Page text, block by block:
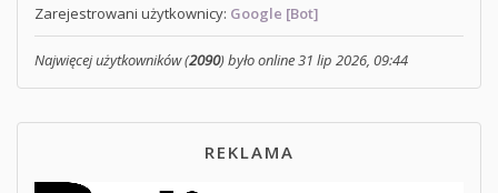
Zarejestrowani użytkownicy: Google [Bot]
Najwięcej użytkowników (2090) było online 31 lip 2026, 09:44
REKLAMA